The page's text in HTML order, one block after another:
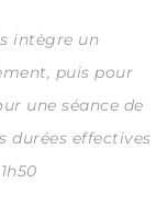
intègre un
puis pour
une séance de
durées effectives